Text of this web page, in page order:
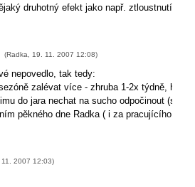
druhotný efekt jako např. ztloustnutí
(Radka 19. 11. 2007 12:08)
nepovedlo, tak tedy:
zalévat více - zhruba 1-2x týdně,
do jara nechat na sucho odpočinout
pěkného dne Radka ( i za pracujícího
11. 2007 12:03)